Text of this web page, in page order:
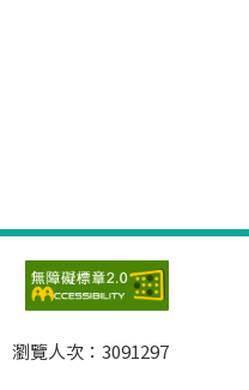
瀏覽人次： 3091297